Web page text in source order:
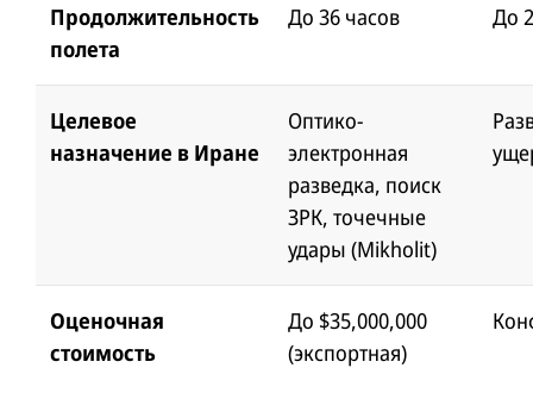
Продолжительность
полета
До 36 часов До
Целевое
назначение в Иране
Оптико-
электронная
разведка, поиск
ЗРК, точечные
удары (Mikholit)
Оценочная
стоимость
До $35,000,000
(экспортная)